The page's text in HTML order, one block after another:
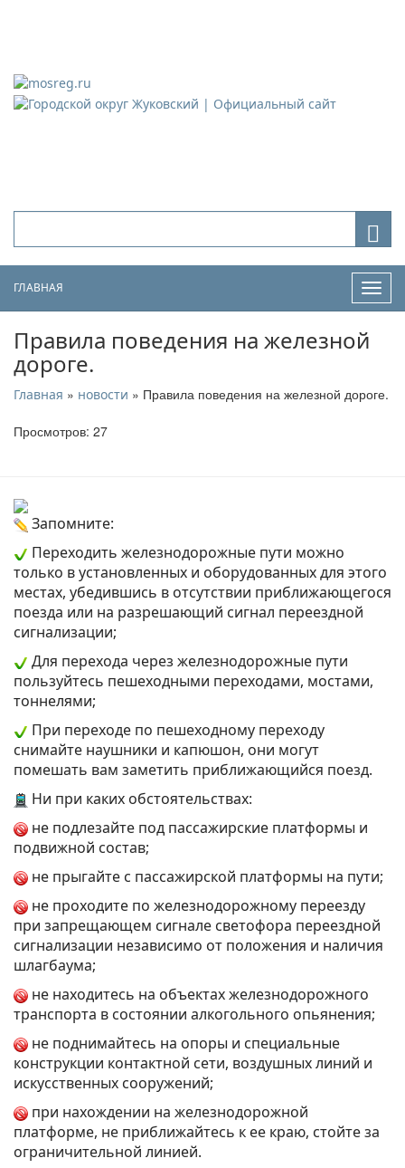
ГЛАВНАЯ
Правила поведения на железной
дороге.
Главная » новости » Правила поведения на железной дороге.
Просмотров: 27
Запомните:
Переходить железнодорожные пути можно
только в установленных и оборудованных для этого
местах, убедившись в отсутствии приближающегося
поезда или на разрешающий сигнал переездной
сигнализации;
Для перехода через железнодорожные пути
пользуйтесь пешеходными переходами, мостами,
тоннелями;
При переходе по пешеходному переходу
снимайте наушники и капюшон, они могут
помешать вам заметить приближающийся поезд.
Ни при каких обстоятельствах:
не подлезайте под пассажирские платформы и
подвижной состав;
не прыгайте с пассажирской платформы на пути;
не проходите по железнодорожному переезду
при запрещающем сигнале светофора переездной
сигнализации независимо от положения и наличия
шлагбаума;
не находитесь на объектах железнодорожного
транспорта в состоянии алкогольного опьянения;
не поднимайтесь на опоры и специальные
конструкции контактной сети, воздушных линий и
искусственных сооружений;
при нахождении на железнодорожной
платформе, не приближайтесь к ее краю, стойте за
ограничительной линией.